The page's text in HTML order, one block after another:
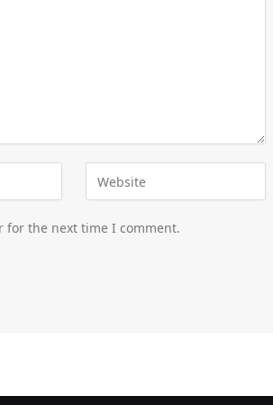
for the next time I comment.